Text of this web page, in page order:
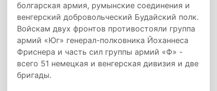
болгарская армия, румынские соединения и
венгерский добровольческий Будайский полк.
Войскам двух фронтов противостояли группа
армий «Юг» генерал-полковника Йоханнеса
Фриснера и часть сил группы армий «Ф» -
всего 51 немецкая и венгерская дивизия и две
бригады.